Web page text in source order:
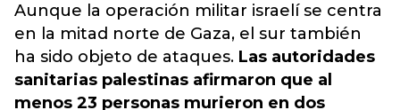
Aunque la operación militar israelí se centra
en la mitad norte de Gaza, el sur también
ha sido objeto de ataques. Las autoridades
sanitarias palestinas afirmaron que al
menos 23 personas murieron en dos